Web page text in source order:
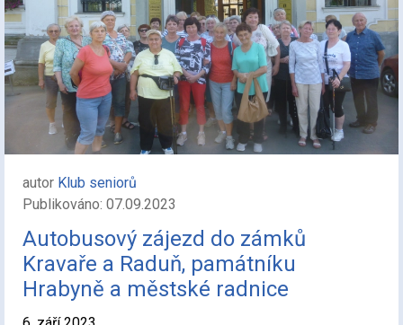
autor Klub seniorů
Publikováno: 07.09.2023
Autobusový zájezd do zámků
Kravaře a Raduň, památníku
Hrabyně a městské radnice